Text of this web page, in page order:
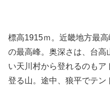
標高1915ｍ。近畿地方最
の最高峰。奥深さは、台高
い天川村から登れるのも
登る山。途中、狼平でテン